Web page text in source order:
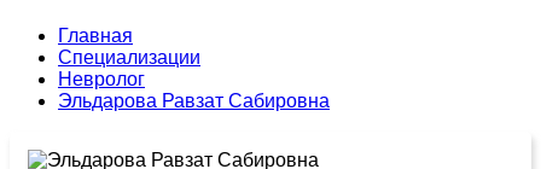
Главная
Специализации
Невролог
Эльдарова Равзат Сабировна